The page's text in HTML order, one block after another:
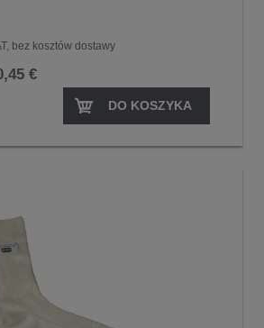
bez kosztów dostawy
€
DO KOSZYKA